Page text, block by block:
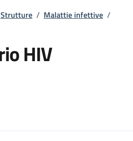
Strutture / Malattie infettive /
HIV